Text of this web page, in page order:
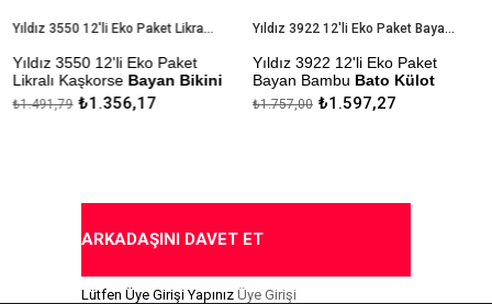
Yıldız 3550 12'li Eko Paket Likralı Kaşkorse Bayan Bikini Külot
Yıldız 3550 12'li Eko Paket
Likralı KaşkorseBayan Bikini
Külot
₺1.356,17
₺1.491,79
Yıldız 3922 12'li Eko Paket Bayan Bambu Bato Külot
Yıldız 3922 12'li Eko Paket
Bayan BambuBato Külot
Çekmezlik Sanfor Testi
₺1.597,27
₺1.757,00
ARKADAŞINI DAVET ET
Lütfen Üye Girişi Yapınız Üye Girişi